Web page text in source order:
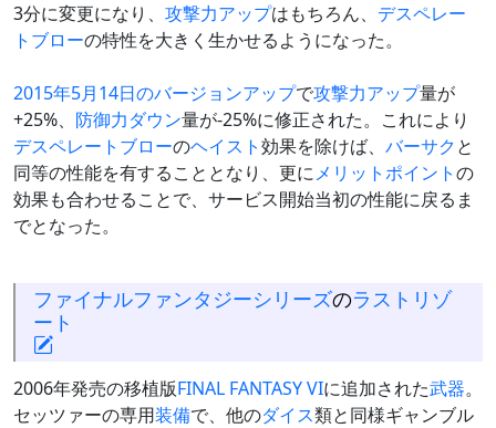
3分に変更になり、 攻撃力アップはもちろん、 デスペレー
トブローの特性を大きく生かせるようになった。
2015年5月14日のバージョンアップで攻撃力アップ量が
+25%、 防御力ダウン量が-25%に修正された。これにより
デスペレートブローのヘイスト効果を除けば、 バーサクと
同等の性能を有することとなり、更にメリットポイントの
効果も合わせることで、サービス開始当初の性能に戻るま
でとなった。
ファイナルファンタジーシリーズのラストリゾ
ート
2006年発売の移植版FINAL FANTASY VIに追加された武器。
セッツァーの専用装備で、他のダイス類と同様ギャンブル